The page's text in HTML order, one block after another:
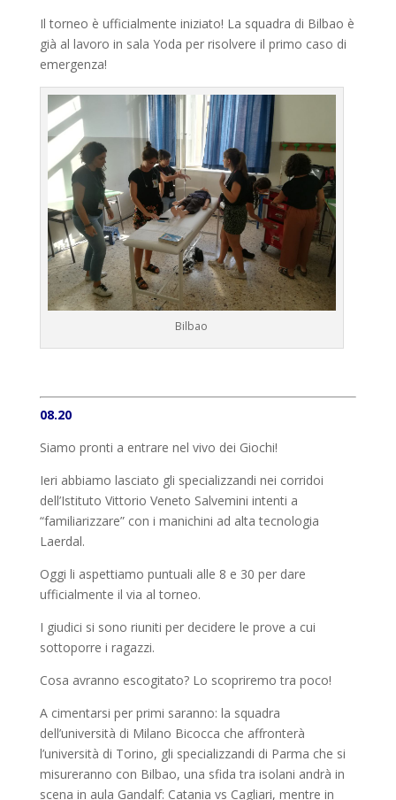
Il torneo è ufficialmente iniziato! La squadra di Bilbao è
già al lavoro in sala Yoda per risolvere il primo caso di
emergenza!
Bilbao
08.20
Siamo pronti a entrare nel vivo dei Giochi!
Ieri abbiamo lasciato gli specializzandi nei corridoi
dell’Istituto Vittorio Veneto Salvemini intenti a
“familiarizzare” con i manichini ad alta tecnologia
Laerdal.
Oggi li aspettiamo puntuali alle 8 e 30 per dare
ufficialmente il via al torneo.
I giudici si sono riuniti per decidere le prove a cui
sottoporre i ragazzi.
Cosa avranno escogitato? Lo scopriremo tra poco!
A cimentarsi per primi saranno: la squadra
dell’università di Milano Bicocca che affronterà
l’università di Torino, gli specializzandi di Parma che si
misureranno con Bilbao, una sfida tra isolani andrà in
scena in aula Gandalf: Catania vs Cagliari, mentre in